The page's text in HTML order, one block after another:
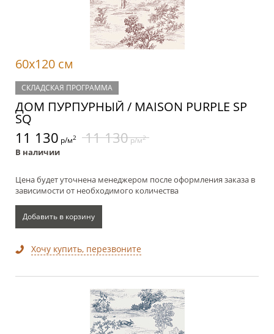
60x120 см
СКЛАДСКАЯ ПРОГРАММА
ДОМ ПУРПУРНЫЙ / MAISON PURPLE SP
SQ
11 130 р/м2 11 130р/м2
В наличии
Цена будет уточнена менеджером после оформления заказа в
зависимости от необходимого количества
Добавить в корзину
Хочу купить, перезвоните